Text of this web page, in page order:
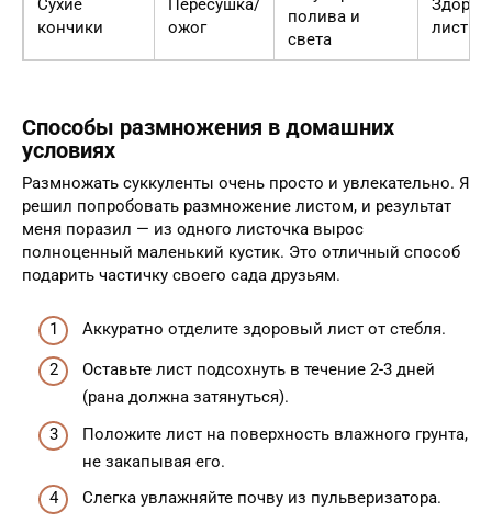
Сухие
кончики
Пересушка/
ожог
полива и
света
Способы размножения в домашних
условиях
Размножать суккуленты очень просто и увлекательно. Я
решил попробовать размножение листом, и результат
меня поразил — из одного листочка вырос
полноценный маленький кустик. Это отличный способ
подарить частичку своего сада друзьям.
Аккуратно отделите здоровый лист от стебля.
Оставьте лист подсохнуть в течение 2-3 дней
(рана должна затянуться).
Положите лист на поверхность влажного грунта,
не закапывая его.
Слегка увлажняйте почву из пульверизатора.